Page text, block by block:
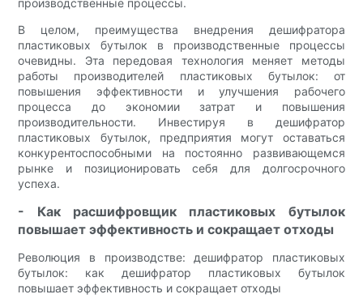
производственные процессы.
В целом, преимущества внедрения дешифратора
пластиковых бутылок в производственные процессы
очевидны. Эта передовая технология меняет методы
работы производителей пластиковых бутылок: от
повышения эффективности и улучшения рабочего
процесса до экономии затрат и повышения
производительности. Инвестируя в дешифратор
пластиковых бутылок, предприятия могут оставаться
конкурентоспособными на постоянно развивающемся
рынке и позиционировать себя для долгосрочного
успеха.
- Как расшифровщик пластиковых бутылок
повышает эффективность и сокращает отходы
Революция в производстве: дешифратор пластиковых
бутылок: как дешифратор пластиковых бутылок
повышает эффективность и сокращает отходы